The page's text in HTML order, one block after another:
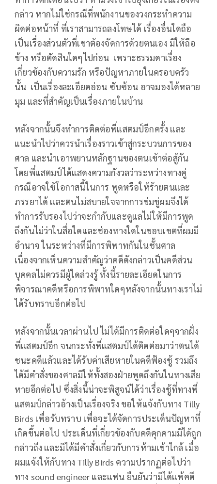
กล่าว หากไม่ใช่กรณีที่พนักงานของวงกระทำความ
ผิดต่อหน้าที่ ที่เราสามารถลงโทษได้ เรื่องอื่นใดถือ
เป็นเรื่องส่วนตัวที่เขาต้องจัดการด้วยตนเอง มิให้ถือ
ข้าง หรือตัดสินใดๆไปก่อน เพราะธรรมดาเรื่อง
เกี่ยวข้องกับความรัก หรือปัญหาภายในครอบครัว
นั้น เป็นเรื่องละเอียดอ่อน ซับซ้อน อาจมองได้หลาย
มุม และที่สำคัญเป็นเรื่องภายในบ้าน
หลังจากนั้นจึงทำการติดต่อพี่แสตมป์อีกครั้ง และ
แนะนำไปว่าควรนำเรื่องราวเข้าสู่กระบวนการของ
ศาล และนำเอาพยานหลักฐานของตนเข้าต่อสู้กัน
โดยพี่แสตมป์ได้แสดงความกังวลว่าระหว่างทางคู่
กรณีอาจใช้โอกาสนี้ในการ พูดหรือให้ร้ายตนและ
ภรรยาได้ และตนไม่สบายใจจากการข่มขู่ผมจึงได้
ทำการรับรองไปว่าจะกำกับและดูแลไม่ให้มีการพูด
ถึงกันไม่ว่าในสื่อใดและช่องทางใดในขอบเขตที่ผมมี
อำนาจ ในระหว่างที่มีการพิพาทกันในชั้นศาล
เนื่องจากเห็นความสำคัญว่าคดีดังกล่าวเป็นคดีส่วน
บุคคลไม่ควรมีผู้ใดล่วงรู้ ทั้งนี้รายละเอียดในการ
พิจารณาคดีหรือการพิพาทใดๆหลังจากนั้นทางเราไม่
ได้รับทราบอีกต่อไป
หลังจากนั้นเวลาผ่านไป ไม่ได้มีการติดต่อใดๆจากฝั่ง
พี่แสตมป์อีก จนกระทั่งพี่แสตมป์ได้ติดต่อมาว่าตนได้
ชนะคดีแล้วและได้รับค่าเสียหายในคดีฟ้องชู้ รวมถึง
ได้มีคำสั่งของศาลมิให้ทั้งสองฝ่ายพูดถึงกันในทางเสีย
หายอีกต่อไป ซึ่งสิ่งนี้น่าจะพิสูจน์ได้ว่าเรื่องชู้ที่ทางพี่
แสตมป์กล่าวอ้างเป็นเรื่องจริง ขอให้แจ้งกับทาง Tilly
Birds เพื่อรับทราบ เพื่อจะได้จัดการประเด็นปัญหาที่
เกิดขึ้นต่อไป ประเด็นที่เกี่ยวข้องกับคดีคุกคามมิได้ถูก
กล่าวถึง และมิได้มีคำสั่งเกี่ยวกับการห้ามเข้าใกล้ เมื่อ
ผมแจ้งให้กับทาง Tilly Birds ความปรากฏต่อไปว่า
ทาง sound engineer และแฟน ยืนยันว่ามิได้แพ้คดี